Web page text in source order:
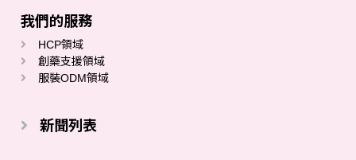
我們的服務
HCP領域
創藥支援領域
服裝ODM領域
新聞列表